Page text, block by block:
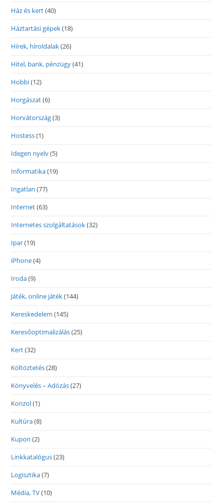
Ház és kert(40)
Háztartási gépek(18)
Hírek, híroldalak(26)
Hitel, bank, pénzügy(41)
Hobbi(12)
Horgászat(6)
Horvátország(3)
Hostess(1)
Idegen nyelv(5)
Informatika(19)
Ingatlan (77)
Internet(63)
Internetes szolgáltatások(32)
Ipar(19)
iPhone(4)
Iroda(9)
Játék, online játék(144)
Kereskedelem (145)
Keresőoptimalizálás(25)
Kert(32)
Költöztetés(28)
Könyvelés – Adózás(27)
Konzol(1)
Kultúra(8)
Kupon (2)
Linkkatalógus(23)
Logisztika(7)
Média, TV(10)